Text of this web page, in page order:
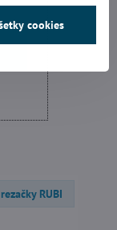
RUBI
cookies